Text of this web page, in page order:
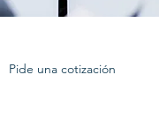
Pide una cotización